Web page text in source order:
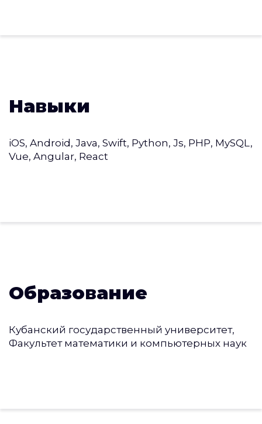
Навыки
iOS, Android, Java, Swift, Python, Js, PHP, MySQL,
Vue, Angular, React
Образование
Кубанский государственный университет,
Факультет математики и компьютерных наук